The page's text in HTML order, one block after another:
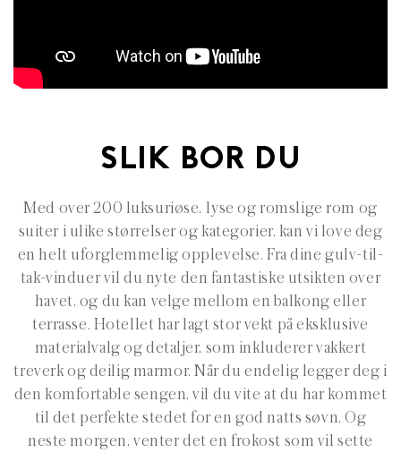
SLIK BOR DU
Med over 200 luksuriøse, lyse og romslige rom og
suiter i ulike størrelser og kategorier, kan vi love deg
en helt uforglemmelig opplevelse. Fra dine gulv-til-
tak-vinduer vil du nyte den fantastiske utsikten over
havet, og du kan velge mellom en balkong eller
terrasse. Hotellet har lagt stor vekt på eksklusive
materialvalg og detaljer, som inkluderer vakkert
treverk og deilig marmor. Når du endelig legger deg i
den komfortable sengen, vil du vite at du har kommet
til det perfekte stedet for en god natts søvn. Og
neste morgen, venter det en frokost som vil sette